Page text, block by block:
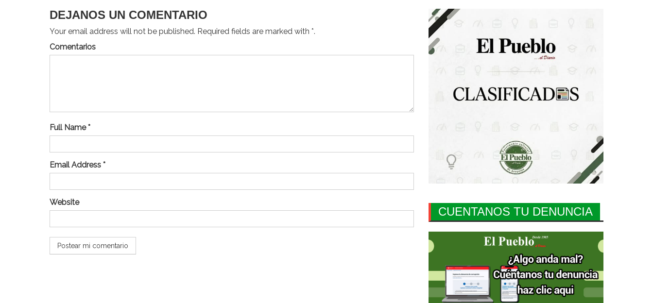
DEJANOS UN COMENTARIO
Your email address will not be published. Required fields are marked with *.
Comentarios
Full Name *
Email Address *
Website
CUENTANOS TU DENUNCIA